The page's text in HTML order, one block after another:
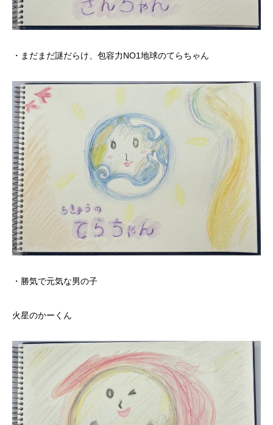
・まだまだ謎だらけ、包容力NO1地球のてらちゃん
・勝気で元気な男の子
火星のかーくん